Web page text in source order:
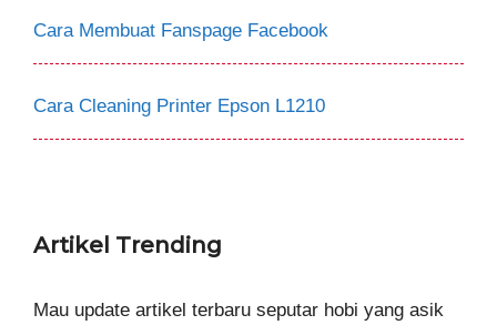
Cara Membuat Fanspage Facebook
Cara Cleaning Printer Epson L1210
Artikel Trending
Mau update artikel terbaru seputar hobi yang asik